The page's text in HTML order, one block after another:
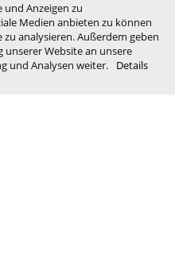
Anzeigen zu
Medien anbieten zu können
analysieren. Außerdem geben
Website an unsere
und Analysen weiter.
Details